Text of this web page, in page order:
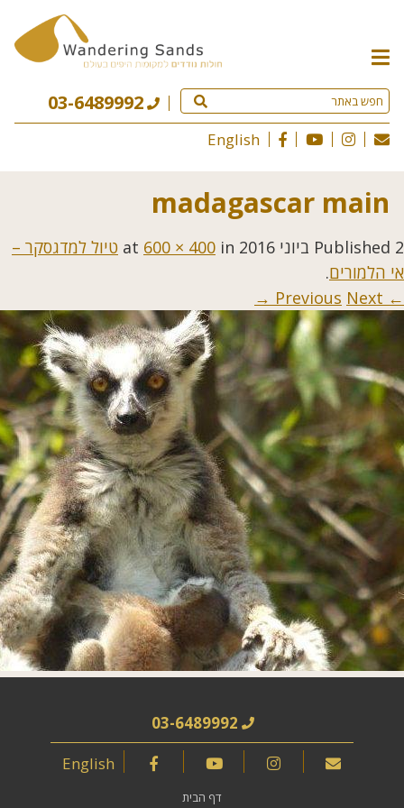
תפריט
האתר
03-6489992
English
madagascar main
Published 2 ביוני 2016 600 × 400 in
טיול למדגסקר –
אי הלמורים.
← Previous
Next →
03-6489992
English
דף הבית